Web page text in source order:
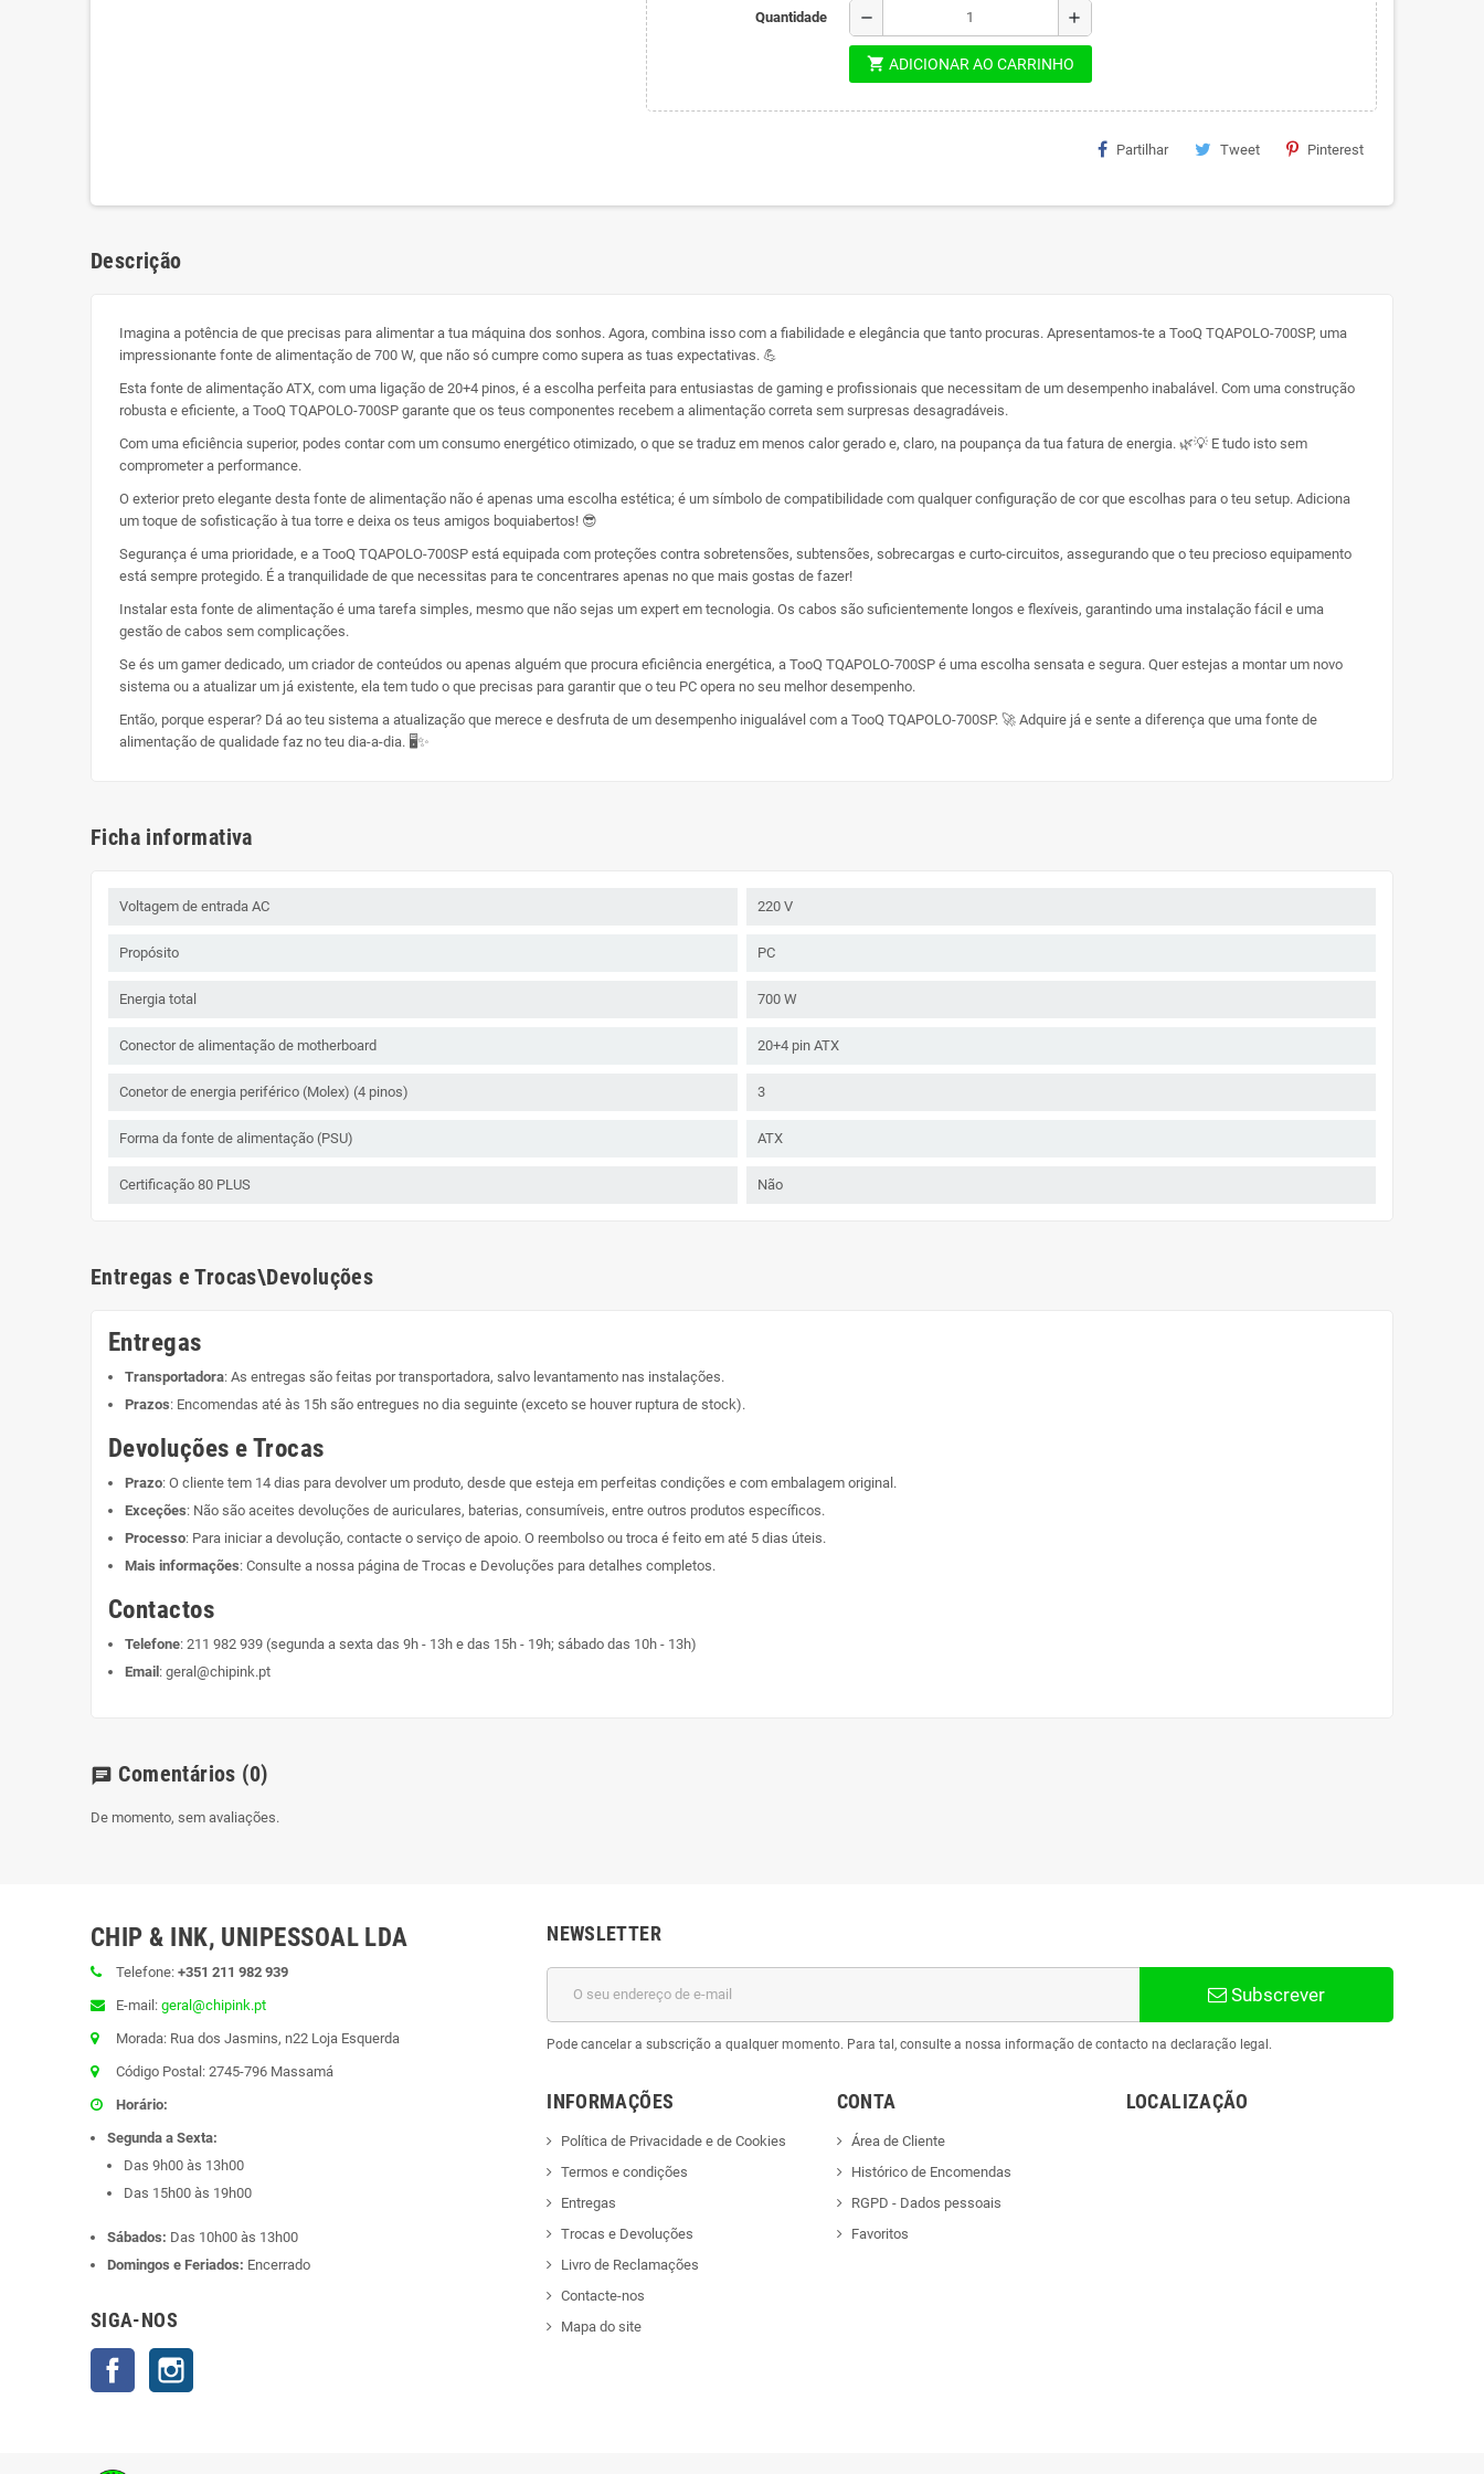
Quantidade remove add
shopping_cart ADICIONAR AO CARRINHO
Partilhar Tweet Pinterest
Descrição
Imagina a potência de que precisas para alimentar a tua máquina dos sonhos. Agora, combina isso com a fiabilidade e elegância que tanto procuras. Apresentamos-te a TooQ TQAPOLO-700SP, uma
impressionante fonte de alimentação de 700 W, que não só cumpre como supera as tuas expectativas. 💪
Esta fonte de alimentação ATX, com uma ligação de 20+4 pinos, é a escolha perfeita para entusiastas de gaming e profissionais que necessitam de um desempenho inabalável. Com uma construção
robusta e eficiente, a TooQ TQAPOLO-700SP garante que os teus componentes recebem a alimentação correta sem surpresas desagradáveis.
Com uma eficiência superior, podes contar com um consumo energético otimizado, o que se traduz em menos calor gerado e, claro, na poupança da tua fatura de energia. 🌿💡 E tudo isto sem
comprometer a performance.
O exterior preto elegante desta fonte de alimentação não é apenas uma escolha estética; é um símbolo de compatibilidade com qualquer configuração de cor que escolhas para o teu setup. Adiciona
um toque de sofisticação à tua torre e deixa os teus amigos boquiabertos! 😎
Segurança é uma prioridade, e a TooQ TQAPOLO-700SP está equipada com proteções contra sobretensões, subtensões, sobrecargas e curto-circuitos, assegurando que o teu precioso equipamento
está sempre protegido. É a tranquilidade de que necessitas para te concentrares apenas no que mais gostas de fazer!
Instalar esta fonte de alimentação é uma tarefa simples, mesmo que não sejas um expert em tecnologia. Os cabos são suficientemente longos e flexíveis, garantindo uma instalação fácil e uma
gestão de cabos sem complicações.
Se és um gamer dedicado, um criador de conteúdos ou apenas alguém que procura eficiência energética, a TooQ TQAPOLO-700SP é uma escolha sensata e segura. Quer estejas a montar um novo
sistema ou a atualizar um já existente, ela tem tudo o que precisas para garantir que o teu PC opera no seu melhor desempenho.
Então, porque esperar? Dá ao teu sistema a atualização que merece e desfruta de um desempenho inigualável com a TooQ TQAPOLO-700SP. 🚀 Adquire já e sente a diferença que uma fonte de
alimentação de qualidade faz no teu dia-a-dia. 🖥️✨
Ficha informativa
Voltagem de entrada AC 220 V
Propósito PC
Energia total 700 W
Conector de alimentação de motherboard 20+4 pin ATX
Conetor de energia periférico (Molex) (4 pinos) 3
Forma da fonte de alimentação (PSU) ATX
Certificação 80 PLUS Não
Entregas e Trocas\Devoluções
Entregas
Transportadora: As entregas são feitas por transportadora, salvo levantamento nas instalações.
Prazos: Encomendas até às 15h são entregues no dia seguinte (exceto se houver ruptura de stock).
Devoluções e Trocas
Prazo: O cliente tem 14 dias para devolver um produto, desde que esteja em perfeitas condições e com embalagem original.
Exceções: Não são aceites devoluções de auriculares, baterias, consumíveis, entre outros produtos específicos.
Processo: Para iniciar a devolução, contacte o serviço de apoio. O reembolso ou troca é feito em até 5 dias úteis.
Mais informações: Consulte a nossa página de Trocas e Devoluções para detalhes completos.
Contactos
Telefone: 211 982 939 (segunda a sexta das 9h - 13h e das 15h - 19h; sábado das 10h - 13h)
Email : geral@chipink.pt
chat Comentários (0)
De momento, sem avaliações.
CHIP & INK, UNIPESSOAL LDA
Telefone: +351 211 982 939
E-mail: geral@chipink.pt
Morada: Rua dos Jasmins, n22 Loja Esquerda
Código Postal: 2745-796 Massamá
Horário:
Segunda a Sexta:
Das 9h00 às 13h00
Das 15h00 às 19h00
Sábados: Das 10h00 às 13h00
Domingos e Feriados: Encerrado
SIGA-NOS
Facebook
NEWSLETTER
Subscrever
Pode cancelar a subscrição a qualquer momento. Para tal, consulte a nossa informação de contacto na declaração legal.
INFORMAÇÕES
Política de Privacidade e de Cookies
Termos e condições
Entregas
Trocas e Devoluções
Livro de Reclamações
Contacte-nos
Mapa do site
CONTA
Área de Cliente
Histórico de Encomendas
RGPD - Dados pessoais
Favoritos
LOCALIZAÇÃO